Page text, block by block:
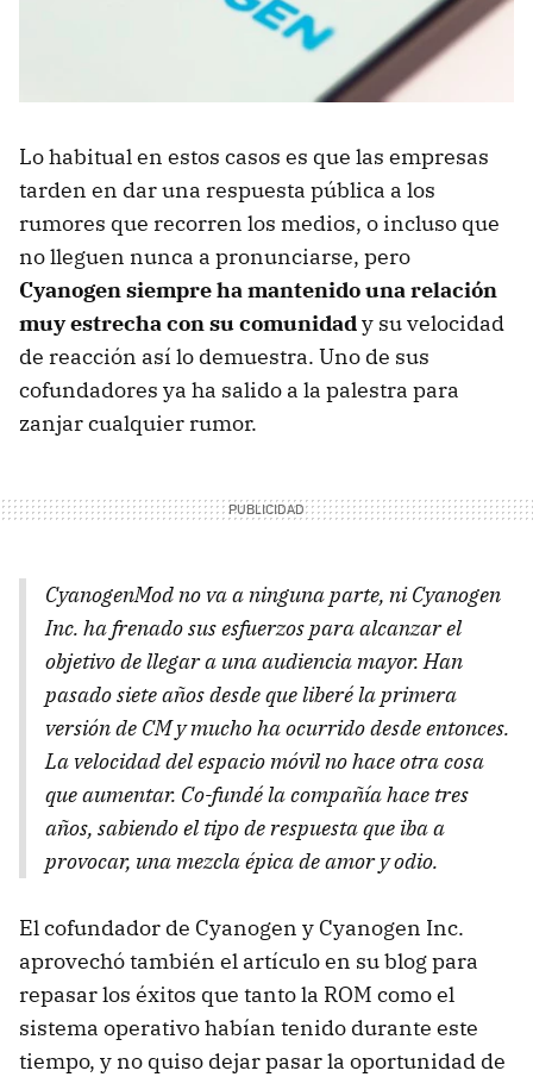
Lo habitual en estos casos es que las empresas
tarden en dar una respuesta pública a los
rumores que recorren los medios, o incluso que
no lleguen nunca a pronunciarse, pero
Cyanogen siempre ha mantenido una relación
muy estrecha con su comunidady su velocidad
de reacción así lo demuestra. Uno de sus
cofundadores ya ha salido a la palestra para
zanjar cualquier rumor.
CyanogenMod no va a ninguna parte, ni Cyanogen
Inc. ha frenado sus esfuerzos para alcanzar el
objetivo de llegar a una audiencia mayor. Han
pasado siete años desde que liberé la primera
versión de CM y mucho ha ocurrido desde entonces.
La velocidad del espacio móvil no hace otra cosa
que aumentar. Co-fundé la compañía hace tres
años, sabiendo el tipo de respuesta que iba a
provocar, una mezcla épica de amor y odio.
El cofundador de Cyanogen y Cyanogen Inc.
aprovechó también el artículo en su blog para
repasar los éxitos que tanto la ROM como el
sistema operativo habían tenido durante este
tiempo, y no quiso dejar pasar la oportunidad de